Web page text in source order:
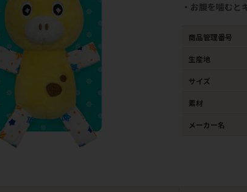
・お腹を噛むと
商品管理番号
生産地
サイズ
素材
メーカー名